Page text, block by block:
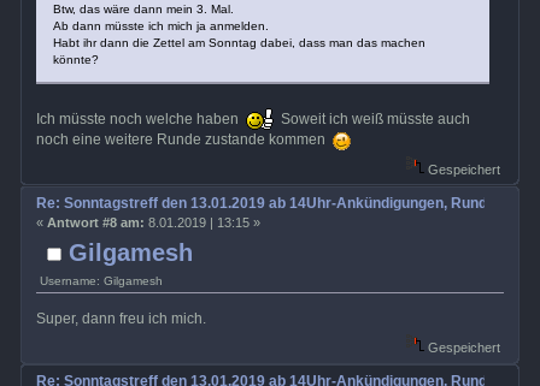
Btw, das wäre dann mein 3. Mal.
Ab dann müsste ich mich ja anmelden.
Habt ihr dann die Zettel am Sonntag dabei, dass man das machen
könnte?
Ich müsste noch welche haben
Soweit ich weiß müsste auch
noch eine weitere Runde zustande kommen
Gespeichert
Gilgamesh
Username: Gilgamesh
Re: Sonntagstreff den 13.01.2019 ab 14Uhr-Ankündigungen,
« Antwort #8 am: 8.01.2019 | 13:15 »
Super, dann freu ich mich.
Gespeichert
Re: Sonntagstreff den 13.01.2019 ab 14Uhr-Ankündigungen,